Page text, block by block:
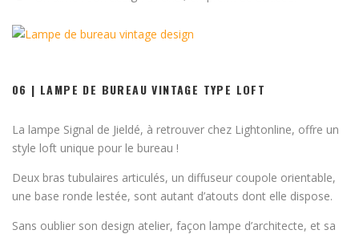
06 | LAMPE DE BUREAU VINTAGE TYPE LOFT
La lampe Signal de Jieldé, à retrouver chez Lightonline, offre un
style loft unique pour le bureau !
Deux bras tubulaires articulés, un diffuseur coupole orientable,
une base ronde lestée, sont autant d’atouts dont elle dispose.
Sans oublier son design atelier, façon lampe d’architecte, et sa